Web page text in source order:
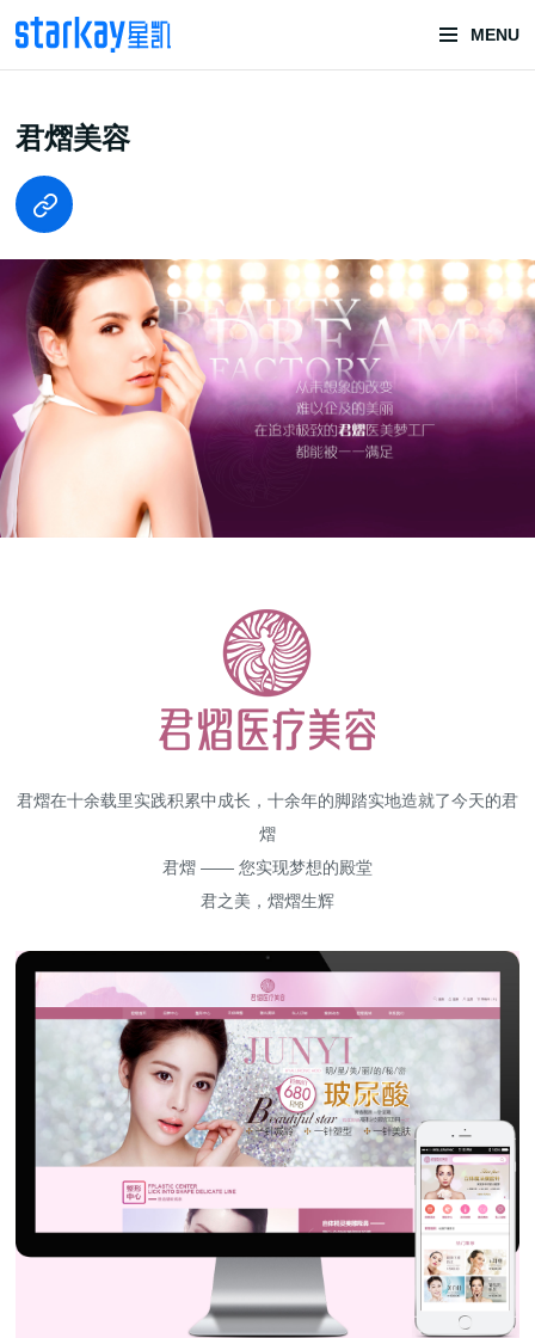
MENU
头部潮玩
技术服务商
潮玩技术解决方案
头部潮玩盲盒/谷子卡牌/二次元手办抽赏开发
一番赏/魔力赏/福袋抽赏/宝箱赏/无限赏
高端网站建设
广告大片形式做开发
君熠美容
君熠在十余载里实践积累中成长，十余年的脚踏实地造就了今天的君
熠
君熠 —— 您实现梦想的殿堂
君之美，熠熠生辉